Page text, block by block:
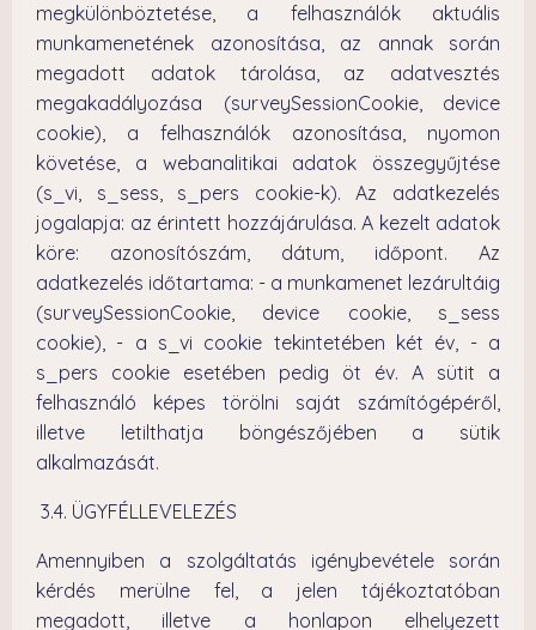
megkülönböztetése, a felhasználók aktuális
munkamenetének azonosítása, az annak során
megadott adatok tárolása, az adatvesztés
megakadályozása (surveySessionCookie, device
cookie), a felhasználók azonosítása, nyomon
követése, a webanalitikai adatok összegyűjtése
(s_vi, s_sess, s_pers cookie-k). Az adatkezelés
jogalapja: az érintett hozzájárulása. A kezelt adatok
köre: azonosítószám, dátum, időpont. Az
adatkezelés időtartama: - a munkamenet lezárultáig
(surveySessionCookie, device cookie, s_sess
cookie), - a s_vi cookie tekintetében két év, - a
s_pers cookie esetében pedig öt év. A sütit a
felhasználó képes törölni saját számítógépéről,
illetve letilthatja böngészőjében a sütik
alkalmazását.
3.4. ÜGYFÉLLEVELEZÉS
Amennyiben a szolgáltatás igénybevétele során
kérdés merülne fel, a jelen tájékoztatóban
megadott, illetve a honlapon elhelyezett